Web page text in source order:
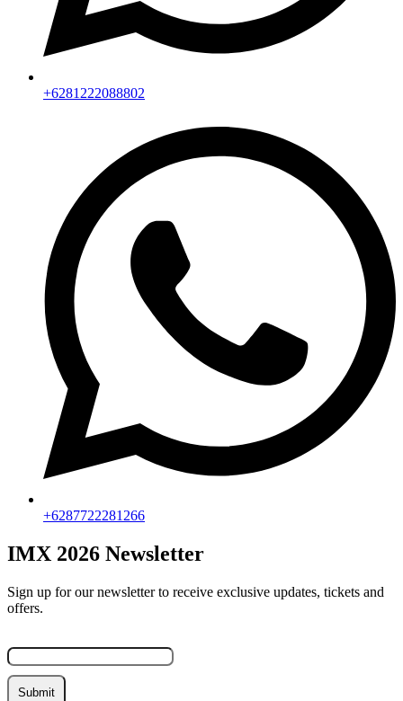
+6281222088802
+6287722281266
IMX 2026 Newsletter
Sign up for our newsletter to receive exclusive updates, tickets and
offers.
Submit